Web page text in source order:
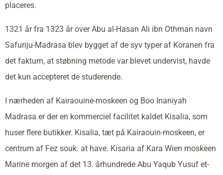
placeres.
1321 år fra 1323 år over Abu al-Hasan Ali ibn Othman navn
Safuriju-Madrasa blev bygget af de syv typer af Koranen fra
det faktum, at støbning metode var blevet undervist, havde
det kun accepteret de studerende.
I nærheden af Kairaouine-moskeen og Boo Inaniyah
Madrasa er der en kommerciel facilitet kaldet Kisalia, som
huser flere butikker. Kisalia, tæt på Kairaouin-moskeen, er
centrum af Fez souk. at have. Kisaria af Kara Wien moskeen
Marine morgen af det 13. århundrede Abu Yaqub Yusuf et-